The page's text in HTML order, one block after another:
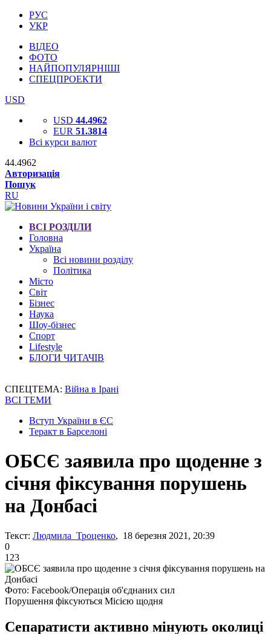
РУС
УКР
ВІДЕО
ФОТО
НАЙПОПУЛЯРНІШІ
СПЕЦПРОЕКТИ
USD
USD 44.4962
EUR 51.3814
Всі курси валют
44.4962
Авторизація
Пошук
RU
ВСІ РОЗДІЛИ
Головна
Україна
Всі новини розділу
Політика
Місто
Світ
Бізнес
Наука
Шоу-бізнес
Спорт
Lifestyle
БЛОГИ ЧИТАЧІВ
СПЕЦТЕМА: Війна в Ірані
ВСІ ТЕМИ
Вступ України в ЄС
Теракт в Барселоні
ОБСЄ заявила про щоденне з
січня фіксування порушень
на Донбасі
Текст: Людмила Троценко, 18 березня 2021, 20:39
0
123
Фото: Facebook/Операція об'єднаних сил
Порушення фіксуються Місією щодня
Сепаратисти активно мінують околиці